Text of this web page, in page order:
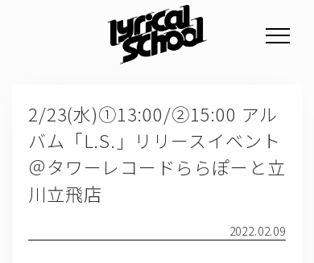
2/23(水)①13:00/②15:00 アル
バム「L.S.」リリースイベント
＠タワーレコードららぽーと立
川立飛店
2022.02.09
PROFILE
SCHEDULE
DISCOGRAPHY